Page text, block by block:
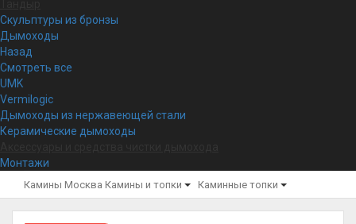
Скульптуры из бронзы
Дымоходы
Назад
Смотреть все
UMK
Vermilogic
Дымоходы из нержавеющей стали
Керамические дымоходы
Монтажи
Камины Москва Камины и топки Каминные топки